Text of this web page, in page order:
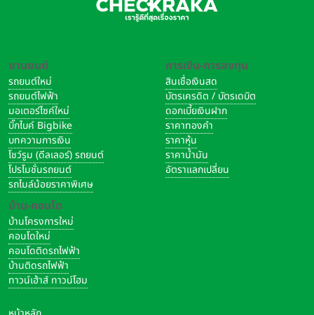
ยานยนต์
รถยนต์ใหม่
รถยนต์ไฟฟ้า
มอเตอร์ไซค์ใหม่
บิ๊กไบค์ Bigbike
บทความการเงิน
โชว์รูม (ดีลเลอร์) รถยนต์
โปรโมชั่นรถยนต์
รถไมล์น้อยราคาพิเศษ
บ้าน-คอนโด
บ้านโครงการใหม่
คอนโดใหม่
คอนโดติดรถไฟฟ้า
บ้านติดรถไฟฟ้า
ทาวน์เฮ้าส์ ทาวน์โฮม
การเงิน-การลงทุน
สินเชื่อเงินสด
บัตรเครดิต / บัตรเดบิต
ดอกเบี้ยเงินฝาก
ราคาทองคำ
ราคาหุ้น
ราคาน้ำมัน
อัตราแลกเปลี่ยน